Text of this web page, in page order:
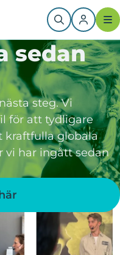
sedan
steg. Vi
för att tydligare
kraftfulla globala
vi har ingått sedan